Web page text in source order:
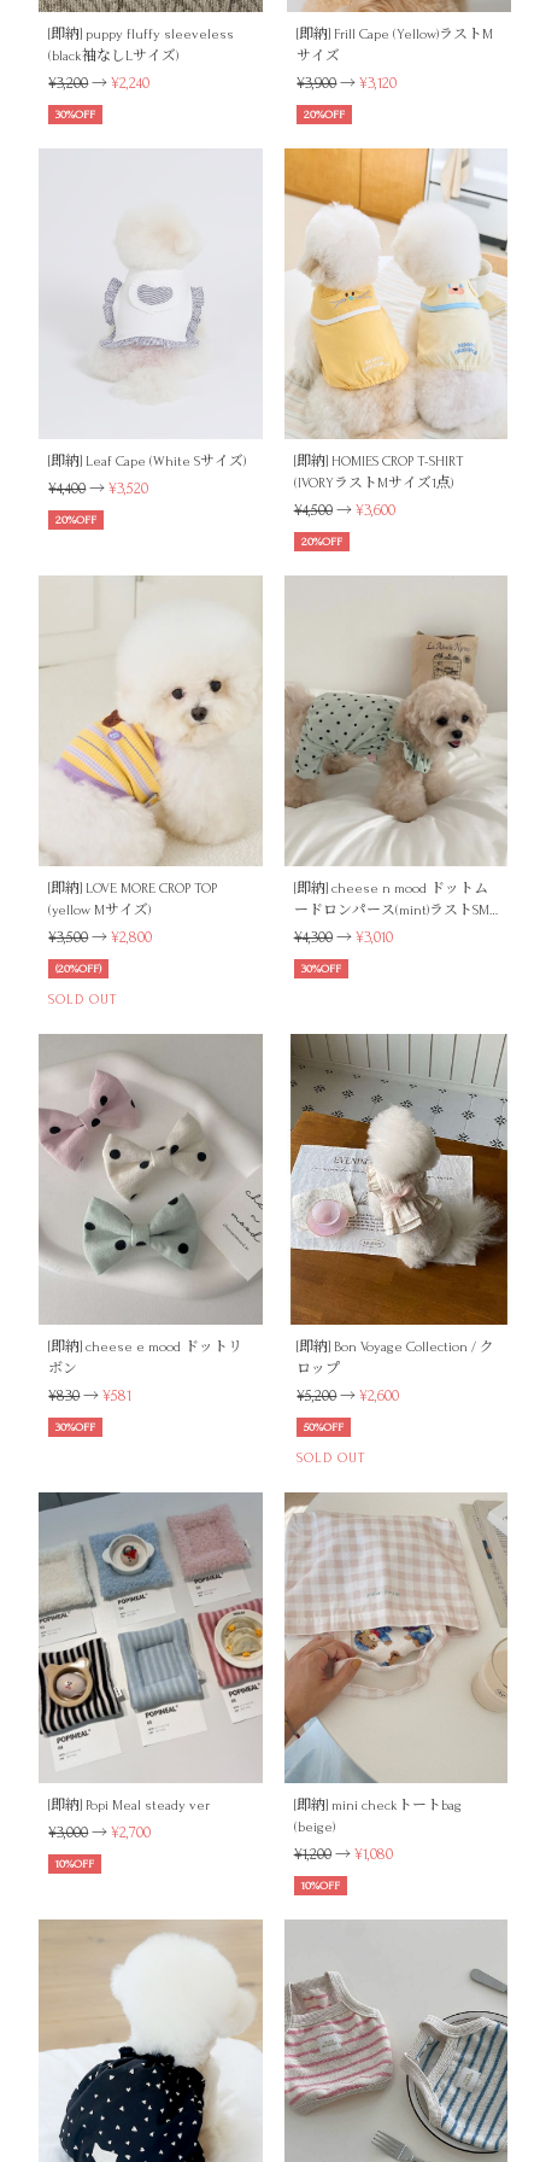
[即納] puppy fluffy sleeveless
(black袖なしLサイズ)
¥3,200→¥2,240
30%OFF
[即納] Frill Cape (Yellow)ラストM
サイズ
¥3,900→¥3,120
20%OFF
[即納] Leaf Cape (White Sサイズ)
¥4,400→¥3,520
20%OFF
[即納] HOMIES CROP T-SHIRT
(IVORYラストMサイズ1点)
¥4,500→ ¥3,600
20%OFF
[即納] LOVE MORE CROP TOP
(yellow Mサイズ)
¥3,500→¥2,800
(20%OFF)
SOLD OUT
[即納] cheese n mood ドットム
ードロンパース(mint)ラストSM
サイズ
¥4,300→ ¥3,010
30%OFF
[即納] cheese e mood ドットリ
ボン
¥830→¥581
30%OFF
[即納] Bon Voyage Collection / ク
ロップ
¥5,200→¥2,600
50%OFF
SOLD OUT
[即納] Popi Meal steady ver
¥3,000→¥2,700
10%OFF
[即納] mini checkトートbag
(beige)
¥1,200→ ¥1,080
10%OFF